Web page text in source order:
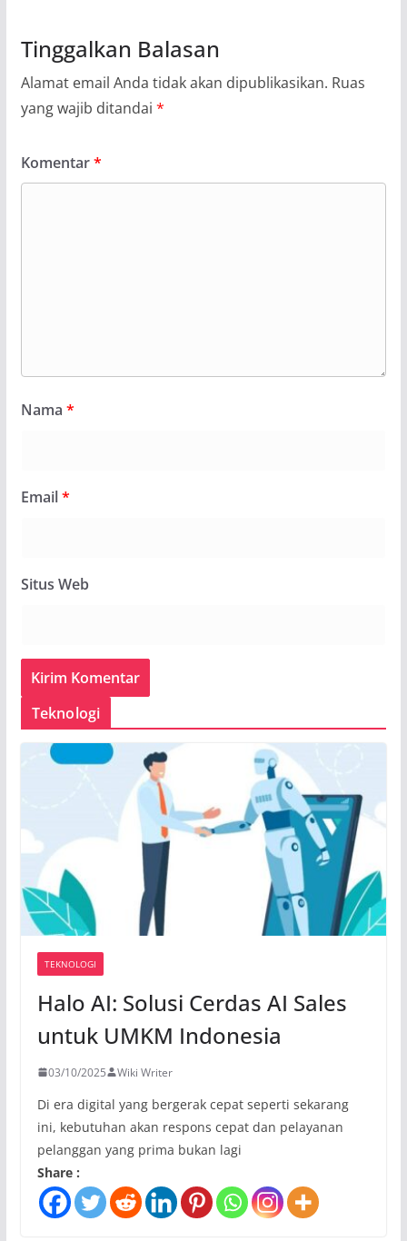
Tinggalkan Balasan
Alamat email Anda tidak akan dipublikasikan. Ruas
yang wajib ditandai *
Komentar*
Nama *
Email*
Situs Web
Teknologi
TEKNOLOGI
Halo AI: Solusi Cerdas AI Sales
untuk UMKM Indonesia
03/10/2025 Wiki Writer
Di era digital yang bergerak cepat seperti sekarang
ini, kebutuhan akan respons cepat dan pelayanan
pelanggan yang prima bukan lagi
Share :